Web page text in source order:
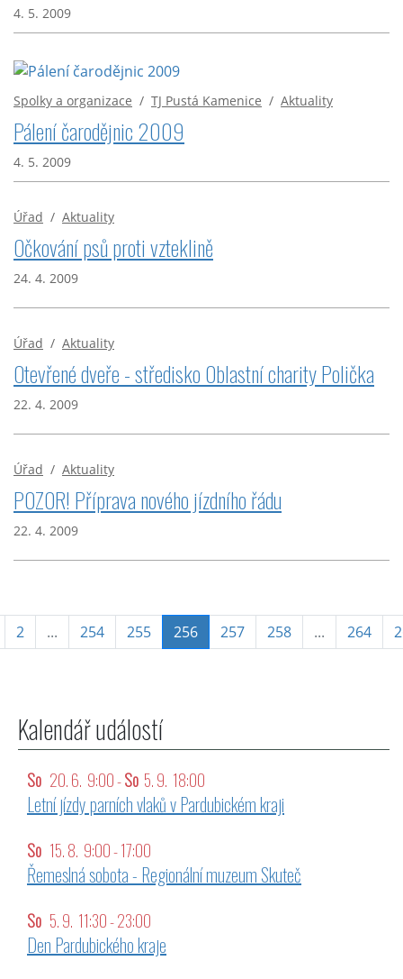
4. 5. 2009
Spolky a organizace / TJ Pustá Kamenice / Aktuality
Pálení čarodějnic 2009
4. 5. 2009
Úřad / Aktuality
Očkování psů proti vzteklině
24. 4. 2009
Úřad / Aktuality
Otevřené dveře - středisko Oblastní charity Polička
22. 4. 2009
Úřad / Aktuality
POZOR! Příprava nového jízdního řádu
22. 4. 2009
2 ... 254 255 256(aktuální)
257 258 ... 264
Kalendář událostí
So 20. 6. 9:00 -So 5. 9. 18:00
Letní jízdy parních vlaků v Pardubickém kraji
So 15. 8. 9:00 - 17:00
Řemeslná sobota - Regionální muzeum Skuteč
So 5. 9. 11:30 - 23:00
Den Pardubického kraje